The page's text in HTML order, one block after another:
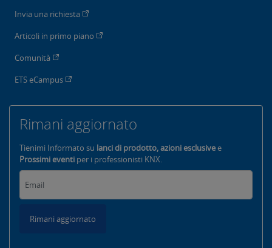
Invia una richiesta
Articoli in primo piano
Comunità
ETS eCampus
Rimani aggiornato
Tienimi Informato su lanci di prodotto, azioni esclusivee
Prossimi eventi per i professionisti KNX.
Rimani aggiornato